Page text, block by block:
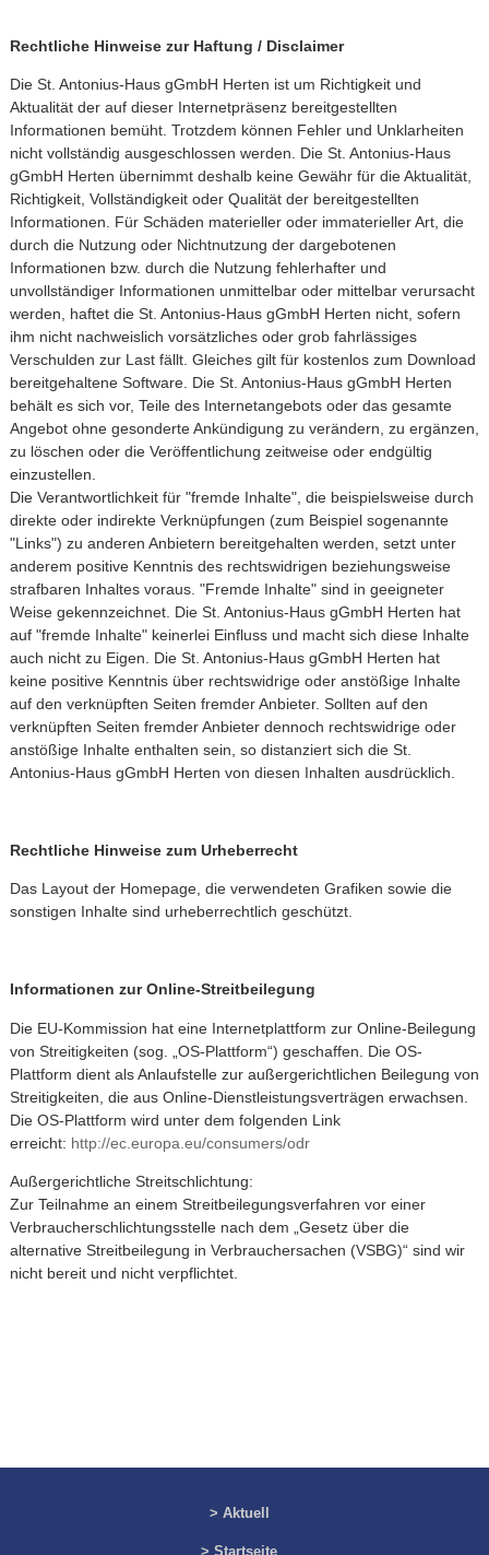
Rechtliche Hinweise zur Haftung / Disclaimer
Die St. Antonius-Haus gGmbH Herten ist um Richtigkeit und
Aktualität der auf dieser Internetpräsenz bereitgestellten
Informationen bemüht. Trotzdem können Fehler und Unklarheiten
nicht vollständig ausgeschlossen werden. Die St. Antonius-Haus
gGmbH Herten übernimmt deshalb keine Gewähr für die Aktualität,
Richtigkeit, Vollständigkeit oder Qualität der bereitgestellten
Informationen. Für Schäden materieller oder immaterieller Art, die
durch die Nutzung oder Nichtnutzung der dargebotenen
Informationen bzw. durch die Nutzung fehlerhafter und
unvollständiger Informationen unmittelbar oder mittelbar verursacht
werden, haftet die St. Antonius-Haus gGmbH Herten nicht, sofern
ihm nicht nachweislich vorsätzliches oder grob fahrlässiges
Verschulden zur Last fällt. Gleiches gilt für kostenlos zum Download
bereitgehaltene Software. Die St. Antonius-Haus gGmbH Herten
behält es sich vor, Teile des Internetangebots oder das gesamte
Angebot ohne gesonderte Ankündigung zu verändern, zu ergänzen,
zu löschen oder die Veröffentlichung zeitweise oder endgültig
einzustellen.
Die Verantwortlichkeit für "fremde Inhalte", die beispielsweise durch
direkte oder indirekte Verknüpfungen (zum Beispiel sogenannte
"Links") zu anderen Anbietern bereitgehalten werden, setzt unter
anderem positive Kenntnis des rechtswidrigen beziehungsweise
strafbaren Inhaltes voraus. "Fremde Inhalte" sind in geeigneter
Weise gekennzeichnet. Die St. Antonius-Haus gGmbH Herten hat
auf "fremde Inhalte" keinerlei Einfluss und macht sich diese Inhalte
auch nicht zu Eigen. Die St. Antonius-Haus gGmbH Herten hat
keine positive Kenntnis über rechtswidrige oder anstößige Inhalte
auf den verknüpften Seiten fremder Anbieter. Sollten auf den
verknüpften Seiten fremder Anbieter dennoch rechtswidrige oder
anstößige Inhalte enthalten sein, so distanziert sich die St.
Antonius-Haus gGmbH Herten von diesen Inhalten ausdrücklich.
Rechtliche Hinweise zum Urheberrecht
Das Layout der Homepage, die verwendeten Grafiken sowie die
sonstigen Inhalte sind urheberrechtlich geschützt.
Informationen zur Online-Streitbeilegung
Die EU-Kommission hat eine Internetplattform zur Online-Beilegung
von Streitigkeiten (sog. „OS-Plattform“) geschaffen. Die OS-
Plattform dient als Anlaufstelle zur außergerichtlichen Beilegung von
Streitigkeiten, die aus Online-Dienstleistungsverträgen erwachsen.
Die OS-Plattform wird unter dem folgenden Link
erreicht: http://ec.europa.eu/consumers/odr
Außergerichtliche Streitschlichtung:
Zur Teilnahme an einem Streitbeilegungsverfahren vor einer
Verbraucherschlichtungsstelle nach dem „Gesetz über die
alternative Streitbeilegung in Verbrauchersachen (VSBG)“ sind wir
nicht bereit und nicht verpflichtet.
> Aktuell
> Startseite